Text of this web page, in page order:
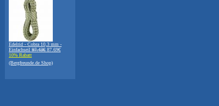
Edelrid - Cobra 10,3 mm -
Einfachseil 97.43€ 87.69€
10% Rabatt
(Bergfreunde.de Shop)